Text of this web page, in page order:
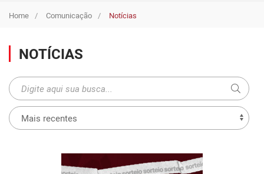
Home Comunicação Notícias
NOTÍCIAS